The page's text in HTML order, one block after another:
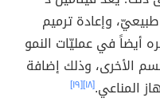
وإعادة ترميم
أيضاً في عمليّات النمو
الأخرى، وذلك إضافة
المناعي.[١٨] [١٩]